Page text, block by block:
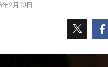
2月10日